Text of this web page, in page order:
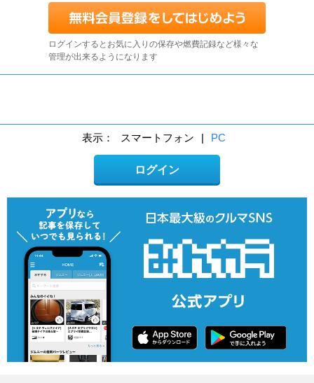
ログインするとお気に入りの保存や燃費記録など様々な
管理が出来るようになります
表示： スマートフォン | PC
ログイン